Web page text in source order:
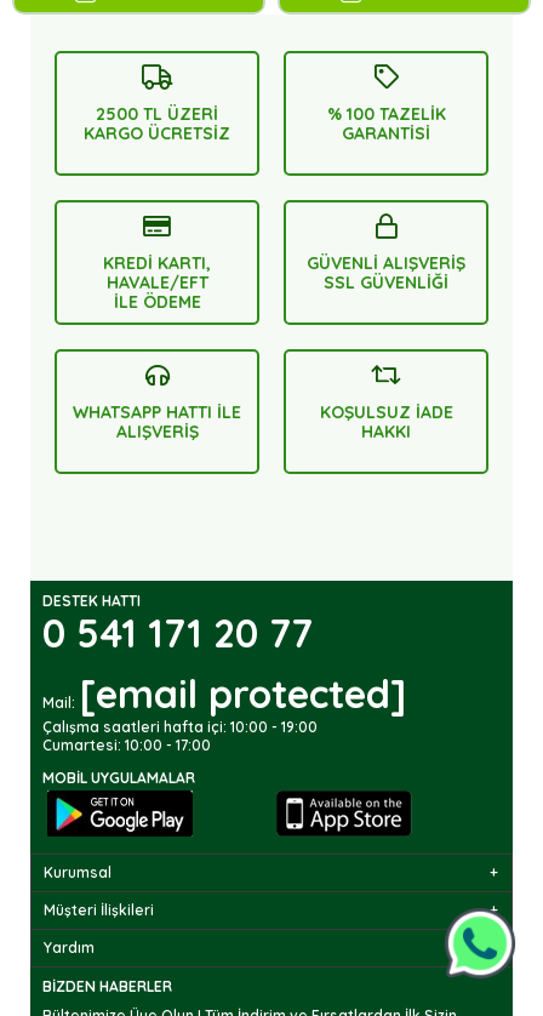
2500 TL ÜZERİ
KARGO ÜCRETSİZ
% 100 TAZELİK
GARANTİSİ
KREDİ KARTI,
HAVALE/EFT
İLE ÖDEME
GÜVENLİ ALIŞVERİŞ
SSL GÜVENLİĞİ
WHATSAPP HATTI İLE
ALIŞVERİŞ
KOŞULSUZ İADE
HAKKI
DESTEK HATTI
0 541 171 20 77
Mail: [email protected]
Çalışma saatleri hafta içi: 10:00 - 19:00
Cumartesi: 10:00 - 17:00
MOBIL UYGULAMALAR
Kurumsal
Müşteri İlişkileri
Yardım
BIZDEN HABERLER